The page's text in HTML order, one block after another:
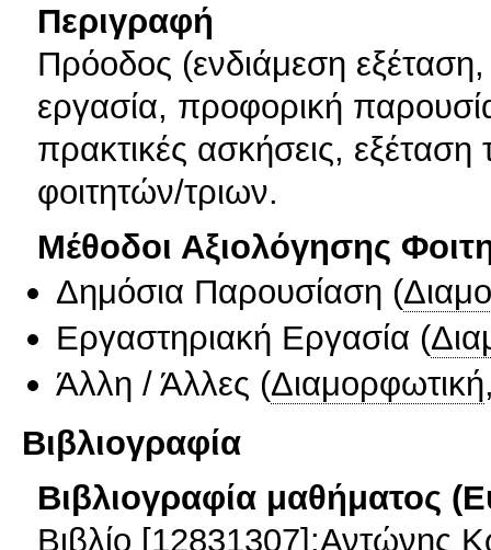
Περιγραφή
Πρόοδος (ενδιάμεση εξέταση,
εργασία, προφορική
πρακτικές ασκήσεις, εξέταση
φοιτητών/τριων.
Μέθοδοι Αξιολόγησης
Δημόσια Παρουσίαση (
Εργαστηριακή Εργασία (
Άλλη / Άλλες (Διαμορφωτική
Βιβλιογραφία
Βιβλιογραφία μαθήματος
Βιβλίο [12831307]:Αντώνης